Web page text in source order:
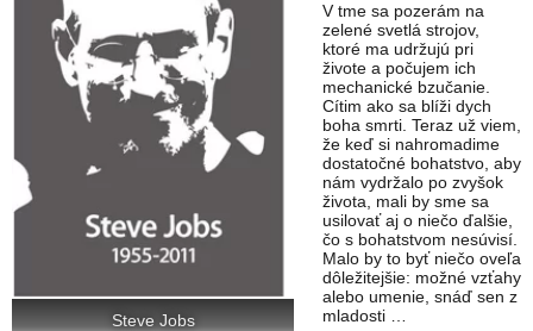
Steve Jobs
V tme sa pozerám na
zelené svetlá strojov,
ktoré ma udržujú pri
živote a počujem ich
mechanické bzučanie.
Cítim ako sa blíži dych
boha smrti. Teraz už viem,
že keď si nahromadime
dostatočné bohatstvo, aby
nám vydržalo po zvyšok
života, mali by sme sa
usilovať aj o niečo ďalšie,
čo s bohatstvom nesúvisí.
Malo by to byť niečo oveľa
dôležitejšie: možné vzťahy
alebo umenie, snáď sen z
mladosti …